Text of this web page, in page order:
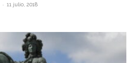
- 11 julio, 2018